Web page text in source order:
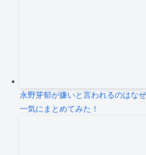
永野芽郁が嫌いと言われるのはな
一気にまとめてみた！